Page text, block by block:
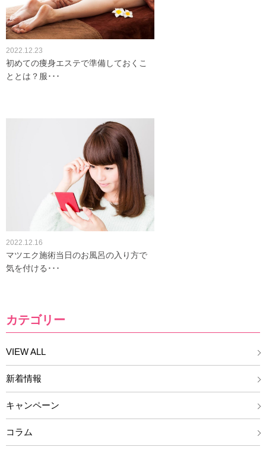
2022.12.23
初めての痩身エステで準備しておくこ
ととは？服･･･
2022.12.16
マツエク施術当日のお風呂の入り方で
気を付ける･･･
カテゴリー
VIEW ALL
新着情報
キャンペーン
コラム